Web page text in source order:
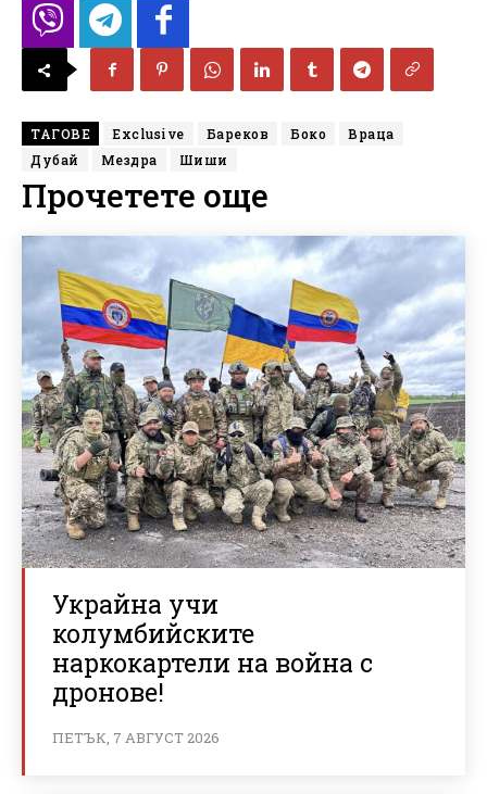
ТАГОВЕ Exclusive Бареков Боко
Враца
Дубай
Мездра Шиши
Прочетете още
Украйна учи
колумбийските
наркокартели на война с
дронове!
ПЕТЪК, 7 АВГУСТ 2026